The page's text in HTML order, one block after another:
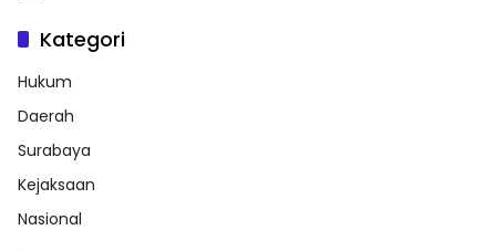
Kategori
Hukum
Daerah
Surabaya
Kejaksaan
Nasional